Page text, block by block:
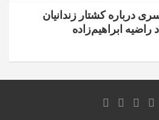
درباره کشتار زندانیان
راضیه ابراهیم‌زاده